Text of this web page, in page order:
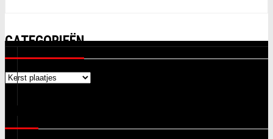
CATEGORIEËN
Categorieën
LINKS